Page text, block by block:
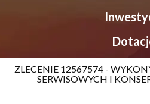
ZLECENIE 12567574 -
SERWISOWYCH I